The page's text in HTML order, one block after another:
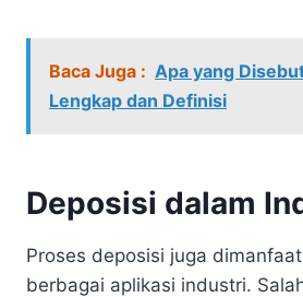
Baca Juga : Apa yang
Lengkap dan Definisi
Deposisi dalam
Proses deposisi juga
berbagai aplikasi industri.